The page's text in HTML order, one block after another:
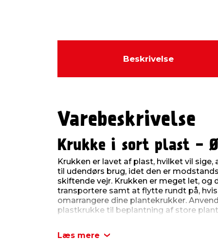
Beskrivelse
Varebeskrivelse
Krukke i sort plast -
Krukken er lavet af plast, hvilket vil
til udendørs brug, idet den er
skiftende vejr. Krukken er meget let, og
transportere samt at flytte rundt på,
omarrangere dine plantekrukker.
plastkrukke til beplantning af store
Læs mere